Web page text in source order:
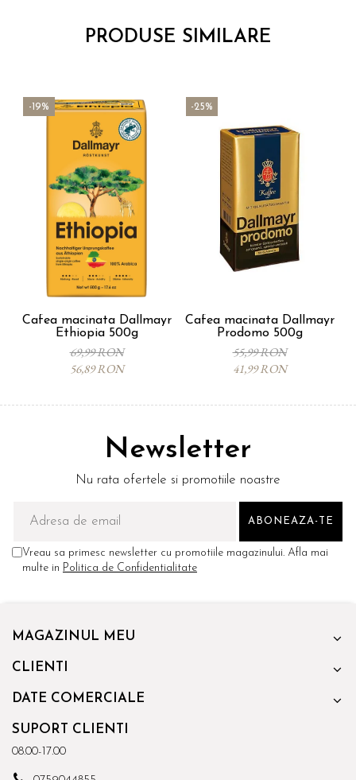
PRODUSE SIMILARE
-19%
Cafea macinata Dallmayr
Ethiopia 500g
69,99 RON
56,89 RON
-25%
Cafea macinata Dallmayr
Prodomo 500g
55,99 RON
41,99 RON
Newsletter
Nu rata ofertele si promotiile noastre
Vreau sa primesc newsletter cu promotiile magazinului. Afla mai
multe in Politica de Confidentialitate
MAGAZINUL MEU
CLIENTI
DATE COMERCIALE
SUPORT CLIENTI
08.00-17.00